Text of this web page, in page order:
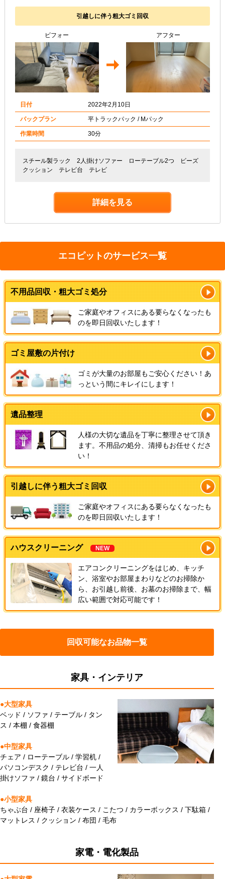
引越しに伴う粗大ゴミ回収
ビフォー アフター
日付 2022年2月10日
パックプラン 平トラックパック / Mパック
作業時間 30分
スチール製ラック 2人掛けソファー ローテーブル2つ ビーズ
クッション テレビ台 テレビ
詳細を見る
エコピットのサービス一覧
不用品回収・粗大ゴミ処分
ご家庭やオフィスにある要らなくなったも
のを即日回収いたします！
ゴミ屋敷の片付け
ゴミが大量のお部屋もご安心ください！あ
っという間にキレイにします！
遺品整理
人様の大切な遺品を丁寧に整理させて頂き
ます。不用品の処分、清掃もお任せくださ
い！
引越しに伴う粗大ゴミ回収
ご家庭やオフィスにある要らなくなったも
のを即日回収いたします！
ハウスクリーニング NEW
エアコンクリーニングをはじめ、キッチ
ン、浴室やお部屋まわりなどのお掃除か
ら、お引越し前後、お墓のお掃除まで、幅
広い範囲で対応可能です！
回収可能なお品物一覧
家具・インテリア
●大型家具
ベッド / ソファ / テーブル / タン
ス / 本棚 / 食器棚
●中型家具
チェア / ローテーブル / 学習机 /
パソコンデスク / テレビ台 / 一人
掛けソファ / 鏡台 / サイドボード
●小型家具
ちゃぶ台 / 座椅子 / 衣装ケース / こたつ / カラーボックス / 下駄箱 /
マットレス / クッション / 布団 / 毛布
家電・電化製品